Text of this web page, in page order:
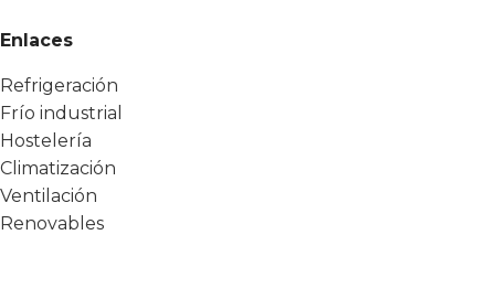
Enlaces
Refrigeración
Frío industrial
Hostelería
Climatización
Ventilación
Renovables